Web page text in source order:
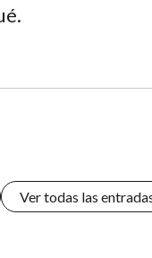
Ver todas las